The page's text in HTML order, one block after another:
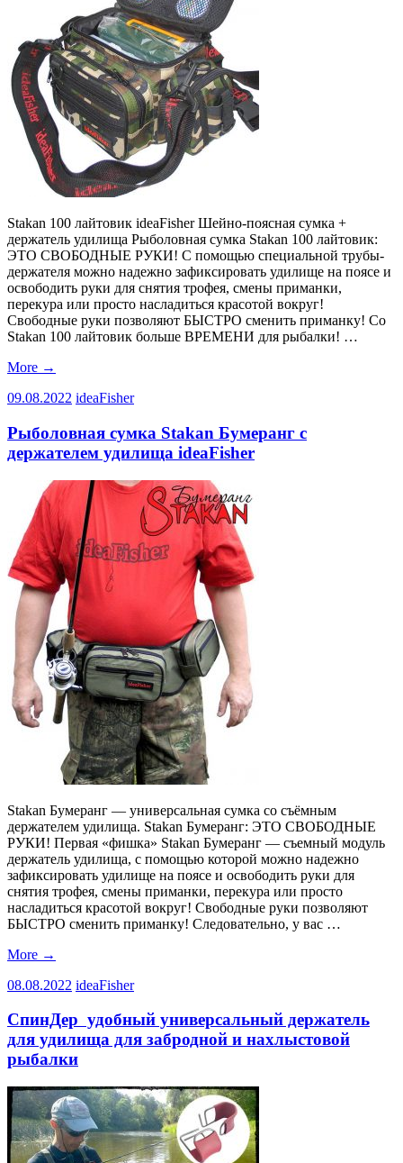
Stakan 100 лайтовик ideaFisher Шейно-поясная сумка +
держатель удилища Рыболовная сумка Stakan 100 лайтовик:
ЭТО СВОБОДНЫЕ РУКИ! С помощью специальной трубы-
держателя можно надежно зафиксировать удилище на поясе и
освободить руки для снятия трофея, смены приманки,
перекура или просто насладиться красотой вокруг!
Свободные руки позволяют БЫСТРО сменить приманку! Со
Stakan 100 лайтовик больше ВРЕМЕНИ для рыбалки! …
More →
09.08.2022 ideaFisher
Рыболовная сумка Stakan Бумеранг с
держателем удилища ideaFisher
Stakan Бумеранг — универсальная сумка со съёмным
держателем удилища. Stakan Бумеранг: ЭТО СВОБОДНЫЕ
РУКИ! Первая «фишка» Stakan Бумеранг — съемный модуль
держатель удилища, с помощью которой можно надежно
зафиксировать удилище на поясе и освободить руки для
снятия трофея, смены приманки, перекура или просто
насладиться красотой вокруг! Свободные руки позволяют
БЫСТРО сменить приманку! Следовательно, у вас …
More →
08.08.2022 ideaFisher
СпинДер удобный универсальный держатель
для удилища для забродной и нахлыстовой
рыбалки